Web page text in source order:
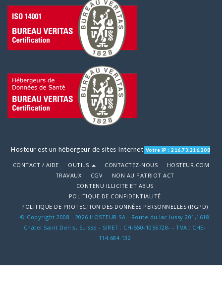
Hosteur est un hébergeur de sites Internet Votre IP : 216.73.216.208
CONTACT / AIDE OUTILS CONTACTEZ-NOUS
HOSTEUR.COM
TRAVAUX
CGV
NON AU PATRIOT ACT
CONTENU ILLICITE ET ABUS
POLITIQUE DE CONFIDENTIALITÉ
POLITIQUE DE PROTECTION DES DONNÉES PERSONNELLES (RGPD)
© Copyright 2008 - 2026 HOSTEUR SA - Route du lac lussy 201,1618
Châtel Saint Denis, Suisse - SIRET : CH-550-1056728- - TVA : CHE-
114.684.132